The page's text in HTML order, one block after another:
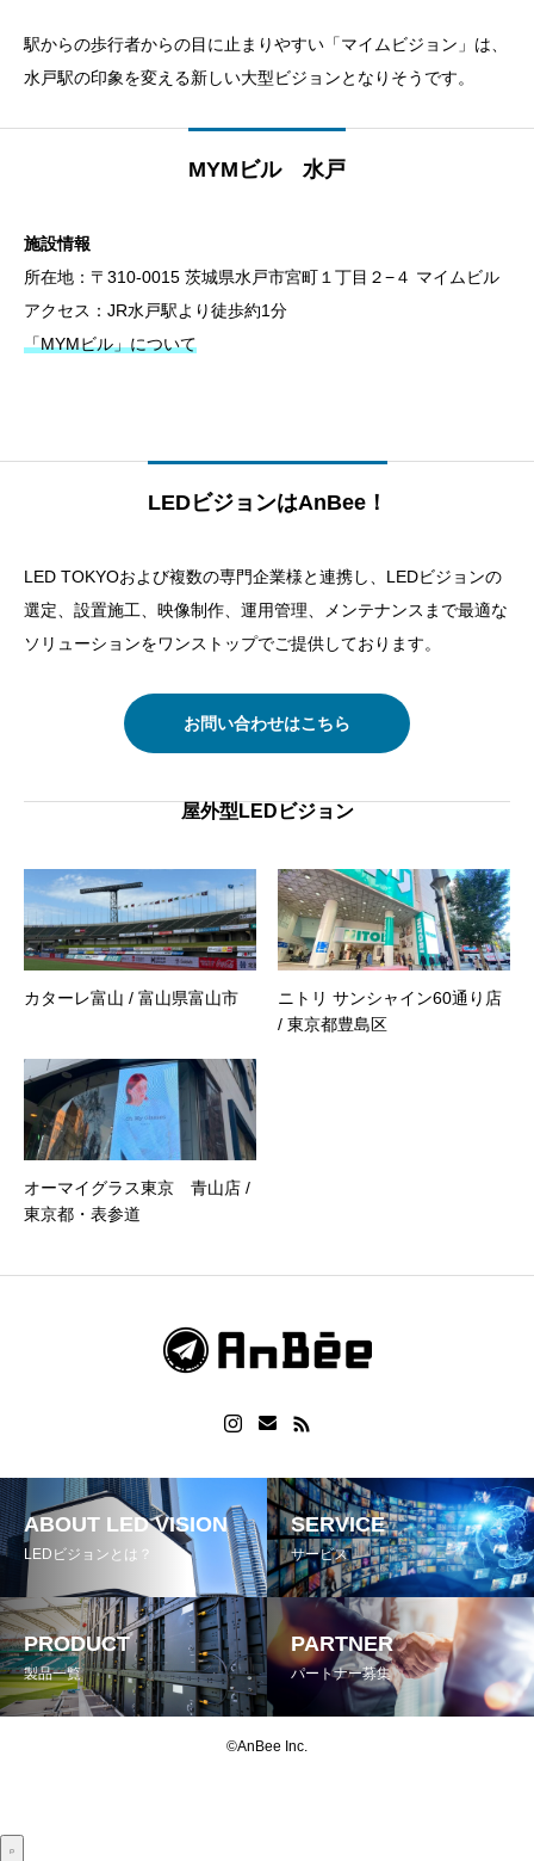
駅からの歩行者からの目に止まりやすい「マイムビジョン」は、
水戸駅の印象を変える新しい大型ビジョンとなりそうです。
MYMビル 水戸
施設情報
所在地：〒310-0015 茨城県水戸市宮町１丁目２−４ マイムビル
アクセス：JR水戸駅より徒歩約1分
「MYMビル」について
LEDビジョンはAnBee！
LED TOKYOおよび複数の専門企業様と連携し、LEDビジョンの
選定、設置施工、映像制作、運用管理、メンテナンスまで最適な
ソリューションをワンストップでご提供しております。
お問い合わせはこちら
屋外型LEDビジョン
カターレ富山 / 富山県富山市
ニトリ サンシャイン60通り店
/ 東京都豊島区
オーマイグラス東京 青山店 /
東京都・表参道
ABOUT LED VISION
LEDビジョンとは？
SERVICE
サービス
PRODUCT
製品一覧
PARTNER
パートナー募集
©AnBee Inc.